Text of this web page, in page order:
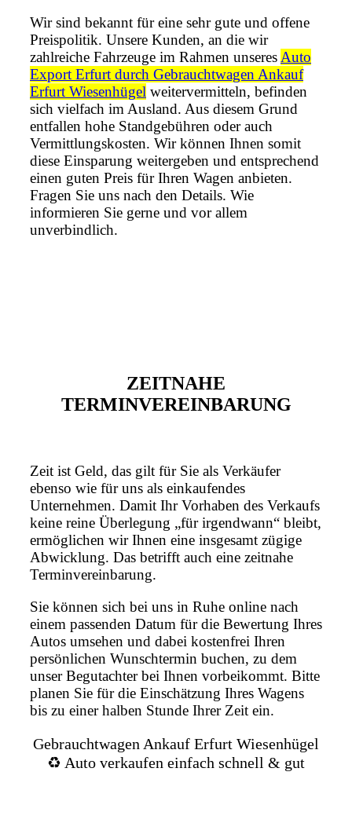
Wir sind bekannt für eine sehr gute und offene
Preispolitik. Unsere Kunden, an die wir
zahlreiche Fahrzeuge im Rahmen unseres Auto
Export Erfurt durch Gebrauchtwagen Ankauf
Erfurt Wiesenhügel weitervermitteln, befinden
sich vielfach im Ausland. Aus diesem Grund
entfallen hohe Standgebühren oder auch
Vermittlungskosten. Wir können Ihnen somit
diese Einsparung weitergeben und entsprechend
einen guten Preis für Ihren Wagen anbieten.
Fragen Sie uns nach den Details. Wie
informieren Sie gerne und vor allem
unverbindlich.
ZEITNAHE
TERMINVEREINBARUNG
Zeit ist Geld, das gilt für Sie als Verkäufer
ebenso wie für uns als einkaufendes
Unternehmen. Damit Ihr Vorhaben des Verkaufs
keine reine Überlegung „für irgendwann“ bleibt,
ermöglichen wir Ihnen eine insgesamt zügige
Abwicklung. Das betrifft auch eine zeitnahe
Terminvereinbarung.
Sie können sich bei uns in Ruhe online nach
einem passenden Datum für die Bewertung Ihres
Autos umsehen und dabei kostenfrei Ihren
persönlichen Wunschtermin buchen, zu dem
unser Begutachter bei Ihnen vorbeikommt. Bitte
planen Sie für die Einschätzung Ihres Wagens
bis zu einer halben Stunde Ihrer Zeit ein.
Gebrauchtwagen Ankauf Erfurt Wiesenhügel
♻️ Auto verkaufen einfach schnell & gut